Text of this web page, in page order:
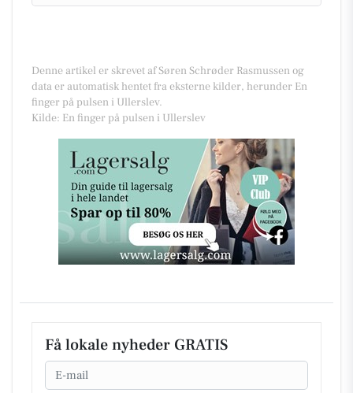
Denne artikel er skrevet af Søren Schrøder Rasmussen og
data er automatisk hentet fra eksterne kilder, herunder En
finger på pulsen i Ullerslev.
Kilde: En finger på pulsen i Ullerslev
Få lokale nyheder GRATIS
Email